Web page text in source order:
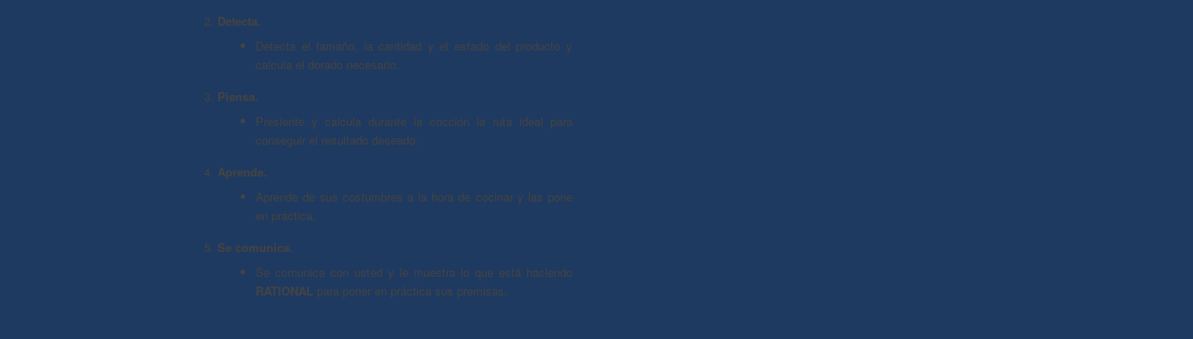
Detecta.
Detecta el tamaño, la cantidad y el estado del producto y
calcula el dorado necesario.
Piensa.
Presiente y calcula durante la cocción la ruta ideal para
conseguir el resultado deseado.
Aprende.
Aprende de sus costumbres a la hora de cocinar y las pone
en práctica.
Se comunica.
Se comunica con usted y le muestra lo que está haciendo
RATIONAL para poner en práctica sus premisas.